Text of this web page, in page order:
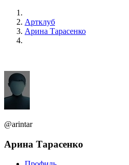
Артклуб
Арина Тарасенко
@arintar
Арина Тарасенко